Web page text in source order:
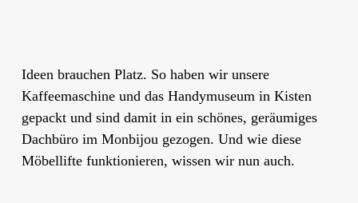
Ideen brauchen Platz. So haben wir unsere
Kaffeemaschine und das Handymuseum in Kisten
gepackt und sind damit in ein schönes, geräumiges
Dachbüro im Monbijou gezogen. Und wie diese
Möbellifte funktionieren, wissen wir nun auch.